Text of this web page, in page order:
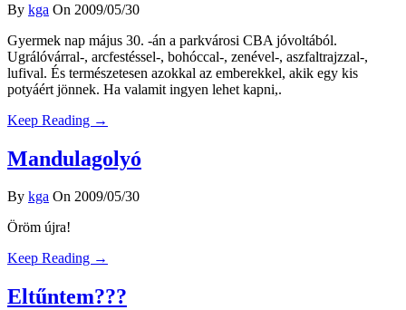
By kga On 2009/05/30
Gyermek nap május 30. -án a parkvárosi CBA jóvoltából.
Ugrálóvárral-, arcfestéssel-, bohóccal-, zenével-, aszfaltrajzzal-,
lufival. És természetesen azokkal az emberekkel, akik egy kis
potyáért jönnek. Ha valamit ingyen lehet kapni,.
Keep Reading →
Mandulagolyó
By kga On 2009/05/30
Öröm újra!
Keep Reading →
Eltűntem???